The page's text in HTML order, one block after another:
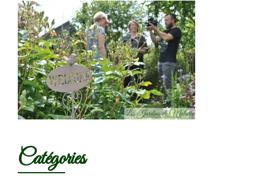
Catégories